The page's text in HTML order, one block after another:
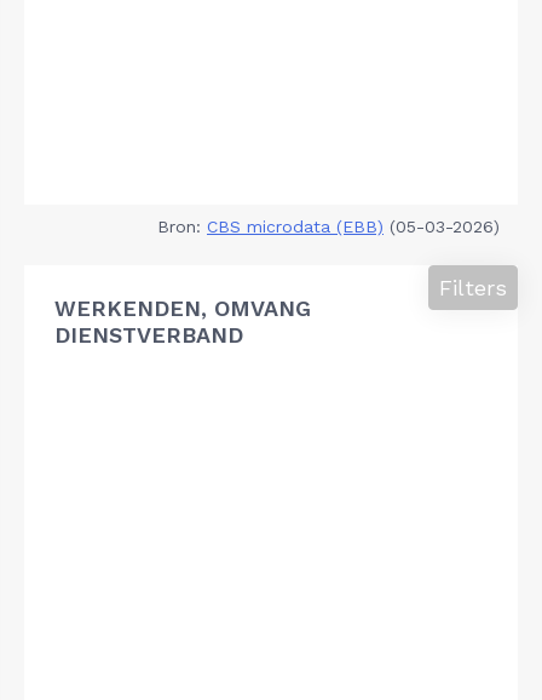
Bron: CBS microdata (EBB) (05-03-2026)
WERKENDEN, OMVANG
DIENSTVERBAND
Filters